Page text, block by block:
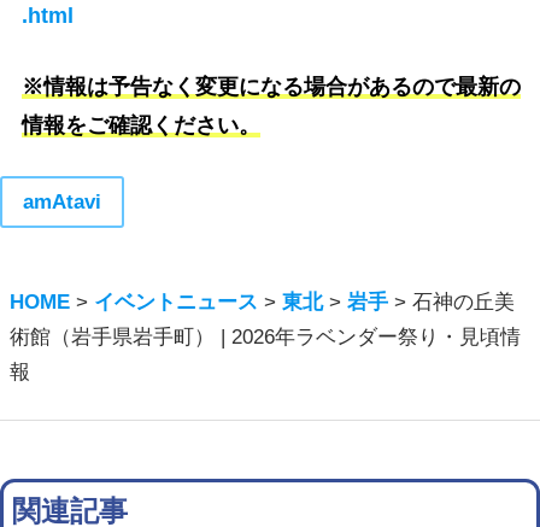
.html
※情報は予告なく変更になる場合があるので最新の
情報をご確認ください。
amAtavi
HOME > イベントニュース >東北>岩手 >石神の丘美
術館（岩手県岩手町） | 2026年ラベンダー祭り・見頃情
報
関連記事